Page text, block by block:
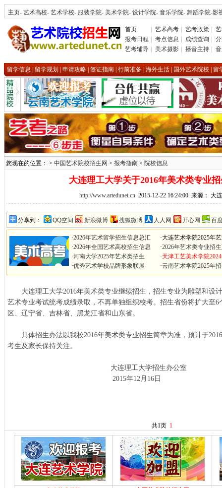
主页- 艺术高校- 艺术学校- 服装学院- 美术学院- 设计学院- 音乐学院- 舞蹈学院-影
首页 艺术高考 艺考政策
报考日程
考点信息 成绩查询
艺考辅导
美术摄影 播音主持
留学信息 留学规划 申请攻略 签证指南 行前准备 海外生活 国外艺术院校 留
您现在的位置： > 中国艺术院校招生网 > 报考指南 > 院校信息
大连理工大学关于2016年美术类专业
http://www.artedunet.cn2015-12-22 16:24:00 来源： 大
分享到： QQ空间 新浪微博 搜狐微博 人人网 开心网 百
·2026年艺术留学招生信息总汇
·2026年全国艺术高校招生信息
·河南大学2025年艺术类招生
·优秀艺术学校品牌形象联展
·大连艺术学院2025年
·2026年艺术类专业招
·天津工艺美术学院
·云南艺术学院2025年
大连理工大学2016年美术类专业继续招生，招生专业为雕塑和设
艺术专业考试统考成绩录取，不再单独组织校考。招生省份将扩大至
区、辽宁省、吉林省、黑龙江省和山东省。
具体招生办法以我校2016年美术类专业招生简章为准，预计于
考生及家长保持关注。
大连理工大学招生办公室
2015年12月16日
共1页 1